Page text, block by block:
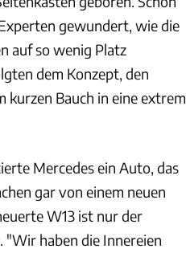
gewundert, wie die
auf so wenig Platz
dem Konzept, den
kurzen Bauch in eine extrem
Mercedes ein Auto, das
gar von einem neuen
W13 ist nur der
haben die Innereien